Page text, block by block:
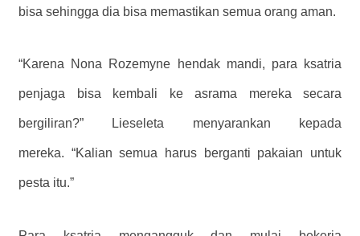
bisa sehingga dia bisa memastikan semua orang aman.
“Karena Nona Rozemyne ​​hendak mandi, para ksatria
penjaga bisa kembali ke asrama mereka secara
bergiliran?” Lieseleta menyarankan kepada
mereka. “Kalian semua harus berganti pakaian untuk
pesta itu.”